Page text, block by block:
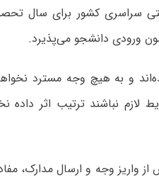
ورودی دانشجو می‌پذیرد.
و به هیچ وجه مسترد
لازم نباشند ترتیب اثر
واریز وجه و ارسال مدارک،